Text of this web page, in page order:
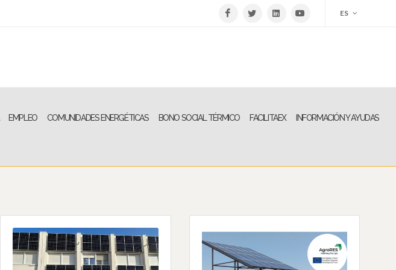
ES
EMPLEO COMUNIDADES ENERGÉTICAS BONO SOCIAL TÉRMICO FACILITAEX INFORMACIÓN Y AYUDAS